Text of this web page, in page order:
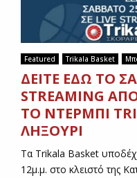
Featured Trikala Basket
ΔΕΙΤΕ ΕΔΩ ΤΟ
STREAMING
TO NTEΡΜΠΙ
ΛΗΞΟΥΡΙ
Τα Trikala Basket
12μ.μ. στο κλειστό της